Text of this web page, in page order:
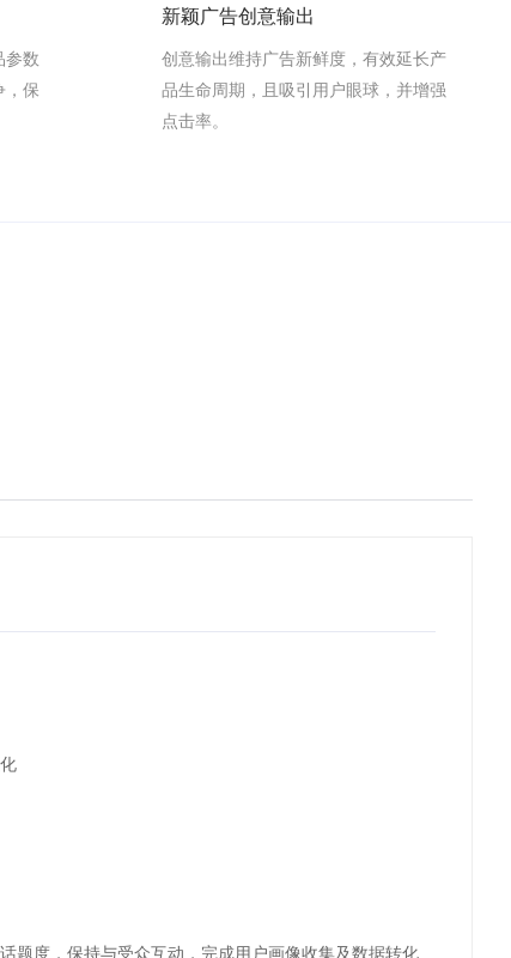
参数
，保
新颖广告创意输出
创意输出维持广告新鲜度，有效延长产
品生命周期，且吸引用户眼球，并增强
点击率。
题度，保持与受众互动，完成用户画像收集及数据转化